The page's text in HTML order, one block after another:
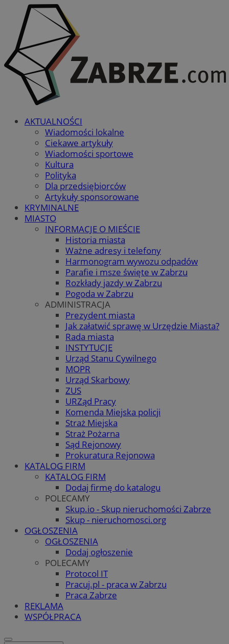
AKTUALNOŚCI
Wiadomości lokalne
Ciekawe artykuły
Wiadomości sportowe
Kultura
Polityka
Dla przedsiębiorców
Artykuły sponsorowane
KRYMINALNE
MIASTO
INFORMACJE O MIEŚCIE
Historia miasta
Ważne adresy i telefony
Harmonogram wywozu odpadów
Parafie i msze święte w Zabrzu
Rozkłady jazdy w Zabrzu
Pogoda w Zabrzu
ADMINISTRACJA
Prezydent miasta
Jak załatwić sprawę w Urzędzie Miasta?
Rada miasta
INSTYTUCJE
Urząd Stanu Cywilnego
MOPR
Urząd Skarbowy
ZUS
URZąd Pracy
Komenda Miejska policji
Straż Miejska
Straż Pożarna
Sąd Rejonowy
Prokuratura Rejonowa
KATALOG FIRM
KATALOG FIRM
Dodaj firmę do katalogu
POLECAMY
Skup.io - Skup nieruchomości Zabrze
Skup - nieruchomosci.org
OGŁOSZENIA
OGŁOSZENIA
Dodaj ogłoszenie
POLECAMY
Protocol IT
Pracuj.pl - praca w Zabrzu
Praca Zabrze
REKLAMA
WSPÓŁPRACA